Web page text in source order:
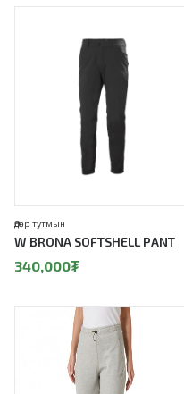
W BRONA SOFTSHELL PANT
Өдөр тутмын
340,000₮